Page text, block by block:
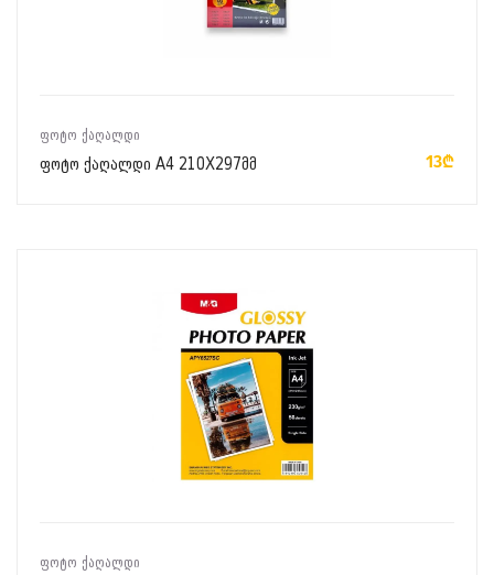
ᲤᲝᲢᲝ ᲥᲐᲦᲐᲚᲓᲘ
ფოტო ქაღალდი A4 210X297მმ 13₾
ᲤᲝᲢᲝ ᲥᲐᲦᲐᲚᲓᲘ